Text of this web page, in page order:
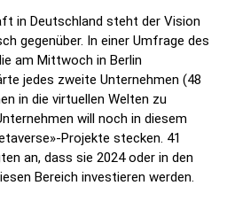
in Deutschland steht der Vision
gegenüber. In einer Umfrage des
am Mittwoch in Berlin
jedes zweite Unternehmen (48
in die virtuellen Welten zu
will noch in diesem
Projekte stecken. 41
an, dass sie 2024 oder in den
Bereich investieren werden.